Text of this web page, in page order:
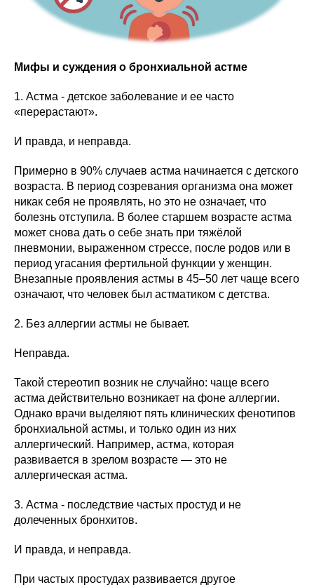
Мифы и суждения о бронхиальной астме
1. Астма - детское заболевание и ее часто
«перерастают».
И правда, и неправда.
Примерно в 90% случаев астма начинается с детского
возраста. В период созревания организма она может
никак себя не проявлять, но это не означает, что
болезнь отступила. В более старшем возрасте астма
может снова дать о себе знать при тяжёлой
пневмонии, выраженном стрессе, после родов или в
период угасания фертильной функции у женщин.
Внезапные проявления астмы в 45–50 лет чаще всего
означают, что человек был астматиком с детства.
2. Без аллергии астмы не бывает.
Неправда.
Такой стереотип возник не случайно: чаще всего
астма действительно возникает на фоне аллергии.
Однако врачи выделяют пять клинических фенотипов
бронхиальной астмы, и только один из них
аллергический. Например, астма, которая
развивается в зрелом возрасте — это не
аллергическая астма.
3. Астма - последствие частых простуд и не
долеченных бронхитов.
И правда, и неправда.
При частых простудах развивается другое